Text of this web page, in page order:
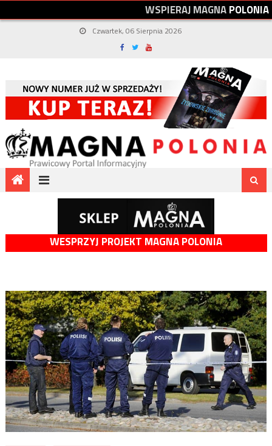
WSPIERAJMAGNAPOLONIA
Czwartek, 06 Sierpnia 2026
WESPRZYJ PROJEKT MAGNA POLONIA